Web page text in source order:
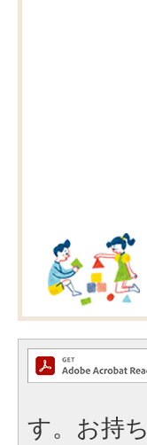
す。お持